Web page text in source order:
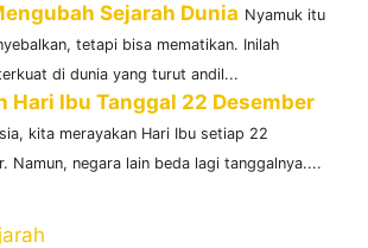
Sejarah Dunia Nyamuk itu
tetapi bisa mematikan. Inilah
di dunia yang turut andil...
Hari Ibu Tanggal 22 Desember
kita merayakan Hari Ibu setiap 22
Namun, negara lain beda lagi tanggalnya....